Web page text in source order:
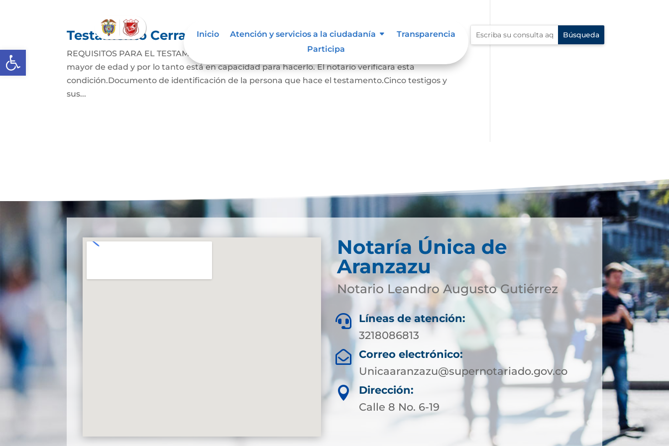
Abrir barra de herramientas
Inicio Atención y servicios a la ciudadanía
Transparencia
Participa
Testamento Cerrado
REQUISITOS PARA EL TESTAMENTO CERRADO: La persona que hace este testamento debe ser
mayor de edad y por lo tanto está en capacidad para hacerlo. El notario verificara esta
condición.Documento de identificación de la persona que hace el testamento.Cinco testigos y
sus...
Notaría Única de
Aranzazu
Notario Leandro Augusto Gutiérrez

Líneas de atención:
3218086813

Correo electrónico:
Unicaaranzazu@supernotariado.gov.co

Dirección:
Calle 8 No. 6-19